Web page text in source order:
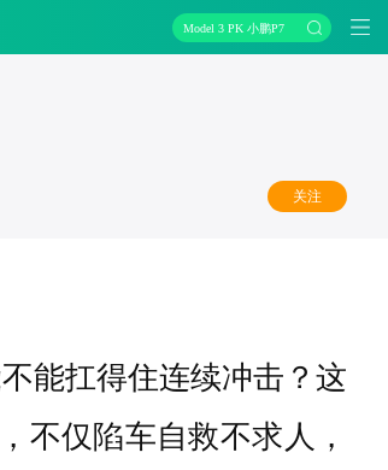
Model 3 PK 小鹏P7
关注
能扛得住连续冲击？这
不仅陷车自救不求人，